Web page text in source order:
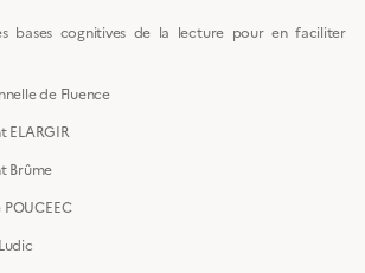
bases cognitives de la lecture pour en faciliter
de Fluence
ELARGIR
Brûme